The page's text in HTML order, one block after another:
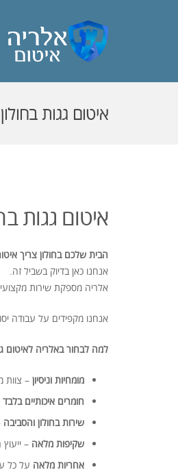
איטום גגות בחולון
איטום גגות
הבית שלכם בחולון צריך
אנחנו כאן בדיוק בשביל זה.
אלריה מספקת שירות מקצועי
אנחנו מקפידים על עבודה
למה לבחור באלריה לאיטום
מומחיות וניסיון – צוות
חומרים איכותיים בלבד
שירות בחולון והסביבה
שקיפות מלאה –
אחריות מלאה על כל